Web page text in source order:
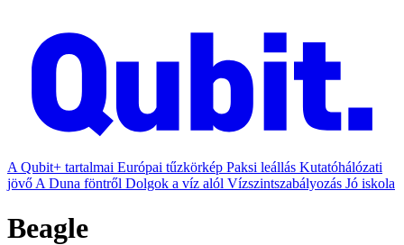
A Qubit+ tartalmai Európai tűzkörkép Paksi leállás Kutatóhálózati
jövő A Duna föntről Dolgok a víz alól Vízszintszabályozás Jó iskola
Beagle